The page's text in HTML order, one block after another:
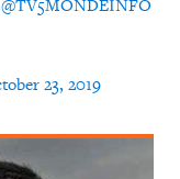
@TV5MONDEINFO
23, 2019